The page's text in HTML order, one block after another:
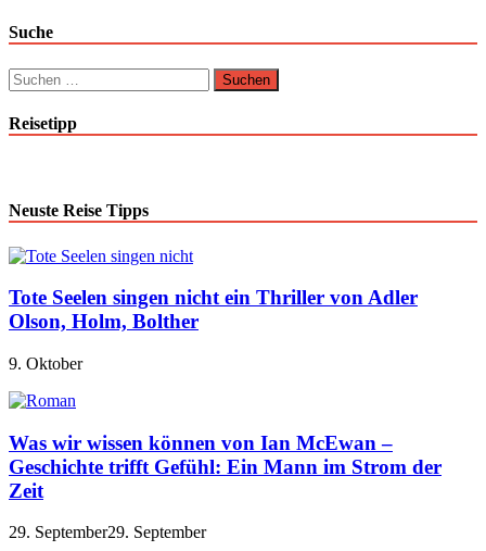
Suche
Suchen
nach:
Reisetipp
Neuste Reise Tipps
Tote Seelen singen nicht ein Thriller von Adler
Olson, Holm, Bolther
9. Oktober
Was wir wissen können von Ian McEwan –
Geschichte trifft Gefühl: Ein Mann im Strom der
Zeit
29. September29. September